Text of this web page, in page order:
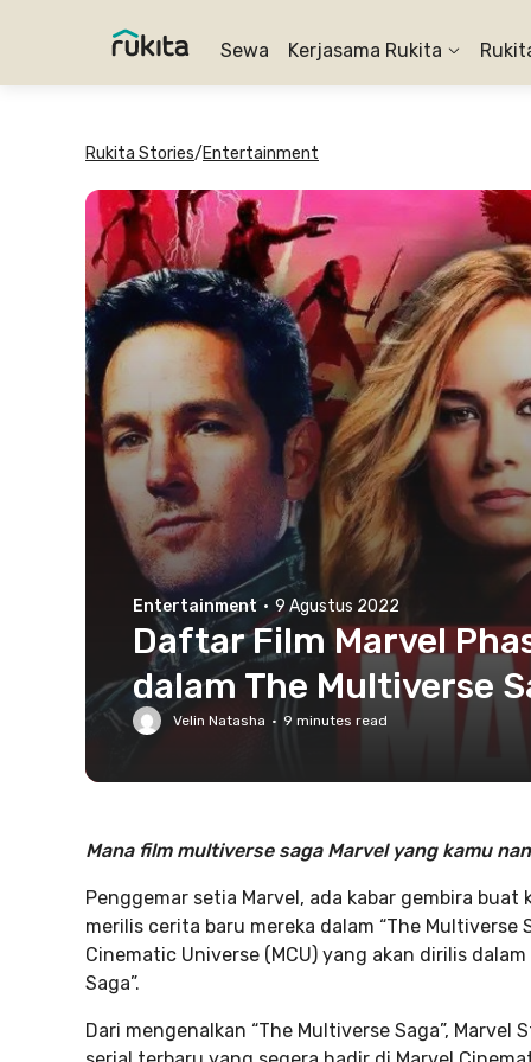
Sewa Kerjasama Rukita
Rukita Stories/Entertainment
Entertainment · 9 Agustus 2022
Daftar Film Marvel
dalam The Multiverse
Velin Natasha · 9 minutes read
Mana film multiverse saga Marvel yang kamu
Penggemar setia Marvel, ada kabar gembira buat
merilis cerita baru mereka dalam “The Multiverse
Cinematic Universe (MCU) yang akan dirilis
Saga”.
Dari mengenalkan “The Multiverse Saga”,